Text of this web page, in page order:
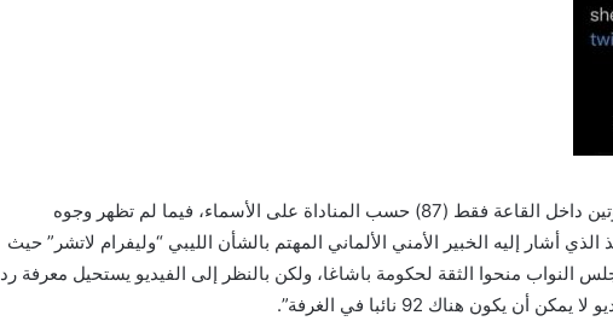
وأظهر النقل المباشر للجلسة أن عدد المصوتين داخل القاعة فقط (87) حسب المناداة على الأسماء، فيما لم تظهر وجوه
أشار إليه الخبير الأمني الألماني المهتم بالشأن الليبي “وليفرام لاتشر” حيث
صالح أن 92 عضوا في مجلس النواب منحوا الثقة لحكومة باشاغا، ولكن بالنظر إلى الفيديو يستحيل معرفة رد
يكون هناك 92 نائبا في الغرفة”.